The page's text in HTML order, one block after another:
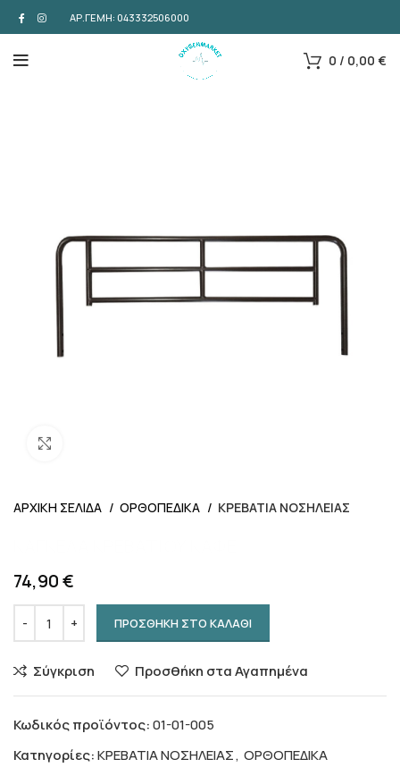
ΑΡ.ΓΕΜΗ: 043332506000
0 / 0,00 €
ΑΡΧΙΚΗ ΣΕΛΙΔΑ ΟΡΘΟΠΕΔΙΚΑ ΚΡΕΒΑΤΙΑ ΝΟΣΗΛΕΙΑΣ
74,90€
ΠΡΟΣΘΗΚΗ ΣΤΟ ΚΑΛΑΘΙ
Σύγκριση Προσθήκη στα Αγαπημένα
Κωδικός προϊόντος:01-01-005
Κατηγορίες:ΚΡΕΒΑΤΙΑ ΝΟΣΗΛΕΙΑΣ, ΟΡΘΟΠΕΔΙΚΑ